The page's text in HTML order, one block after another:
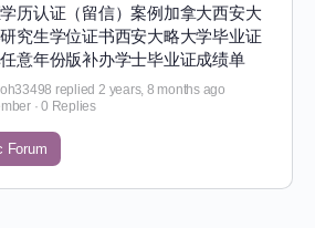
历认证（留信）案例加拿大西安大
究生学位证书西安大略大学毕业证
意年份版补办学士毕业证成绩单
replied 2 years, 8 months ago
· 0 Replies
Forum